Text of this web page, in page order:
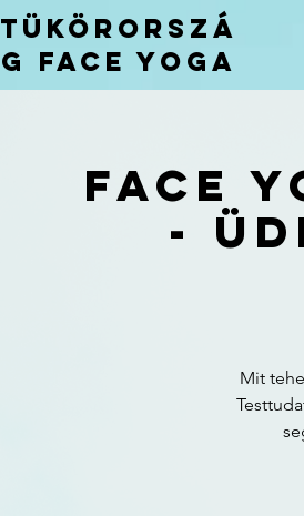
TÜKÖRORSZÁ
G FACEYOGA
Face
-
Mit